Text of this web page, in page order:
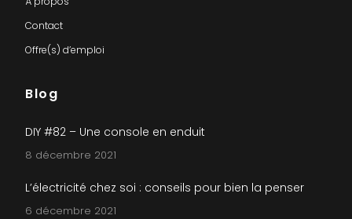
Contact
Offre(s) d’emploi
Blog
DIY #82 – Une console en enduit
8 décembre 2021
L’électricité chez soi : conseils pour bien la penser
6 décembre 2021